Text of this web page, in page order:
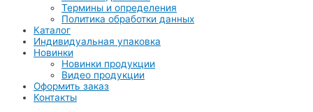
Термины и определения
Политика обработки данных
Каталог
Индивидуальная упаковка
Новинки
Новинки продукции
Видео продукции
Оформить заказ
Контакты